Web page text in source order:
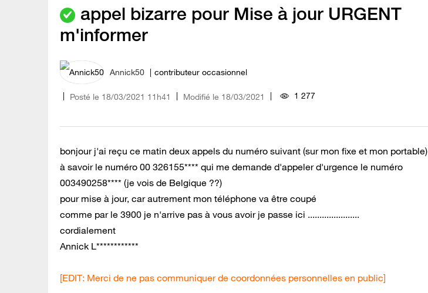
appel bizarre pour Mise à jour URGENT
m'informer
Annick50 contributeur occasionnel
Posté le ‎18/03/2021 11h41 Modifié le 18/03/2021 1 277
bonjour j'ai reçu ce matin deux appels du numéro suivant (sur mon fixe et mon portable)
à savoir le numéro 00 326155**** qui me demande d'appeler d'urgence le numéro
003490258**** (je vois de Belgique ??)
pour mise à jour, car autrement mon téléphone va être coupé
comme par le 3900 je n'arrive pas à vous avoir je passe ici ......................
cordialement
Annick L************
[EDIT: Merci de ne pas communiquer de coordonnées personnelles en public]